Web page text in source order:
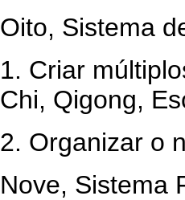
Oito, Sistema
1. Criar
Chi, Qigong,
2. Organizar o
Nove, Sistema